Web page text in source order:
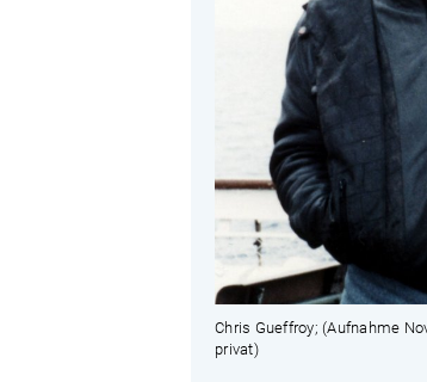
Chris Gueffroy; (Aufnahme
privat)